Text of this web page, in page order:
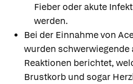
Fieber oder akute
werden.
Bei der Einnahme von
wurden schwerwiegende
Reaktionen berichtet,
Brustkorb und sogar